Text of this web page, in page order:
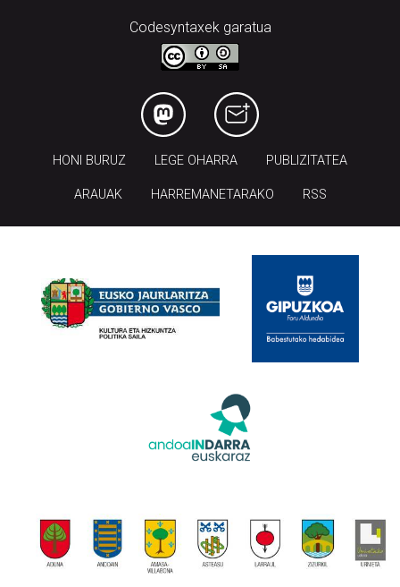
Codesyntaxek garatua
HONI BURUZ LEGE OHARRA PUBLIZITATEA
ARAUAK HARREMANETARAKO RSS